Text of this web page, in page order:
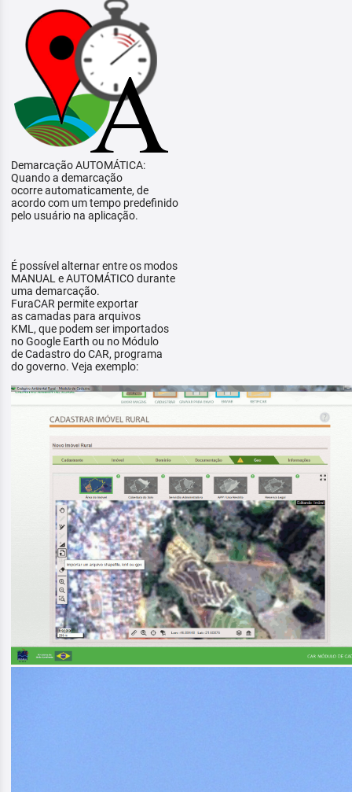
Demarcação AUTOMÁTICA:
Quando a demarcação
ocorre automaticamente, de
acordo com um tempo predefinido
pelo usuário na aplicação.
É possível alternar entre os modos
MANUAL e AUTOMÁTICO durante
uma demarcação.
FuraCAR permite exportar
as camadas para arquivos
KML, que podem ser importados
no Google Earth ou no Módulo
de Cadastro do CAR, programa
do governo. Veja exemplo: